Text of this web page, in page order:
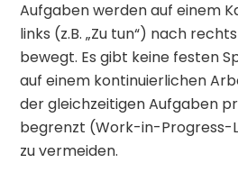
Aufgaben werden auf einem
links (z.B. „Zu tun“) nach
bewegt. Es gibt keine festen
auf einem kontinuierlichen
der gleichzeitigen Aufgaben
begrenzt (Work-in-Progress-
zu vermeiden.